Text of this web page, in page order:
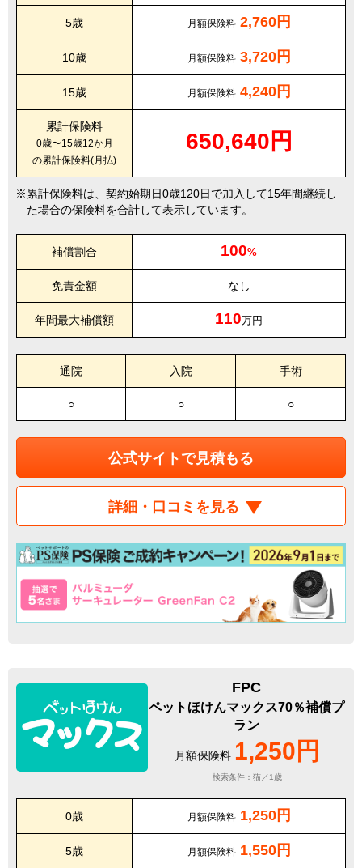
5歳 月額保険料 2,760円
10歳 月額保険料 3,720円
15歳 月額保険料 4,240円
累計保険料
0歳〜15歳12か月
の累計保険料(月払)
650,640円
累計保険料は、契約始期日0歳120日で加入して15年間継続し
た場合の保険料を合計して表示しています。
補償割合 100%
免責金額 なし
年間最大補償額 110万円
通院 入院 手術
○ ○ ○
公式サイトで見積もる
詳細・口コミを見る
FPC
ペットほけんマックス70％補償プ
ラン
月額保険料 1,250円
検索条件：猫／1歳
0歳 月額保険料 1,250円
5歳 月額保険料 1,550円